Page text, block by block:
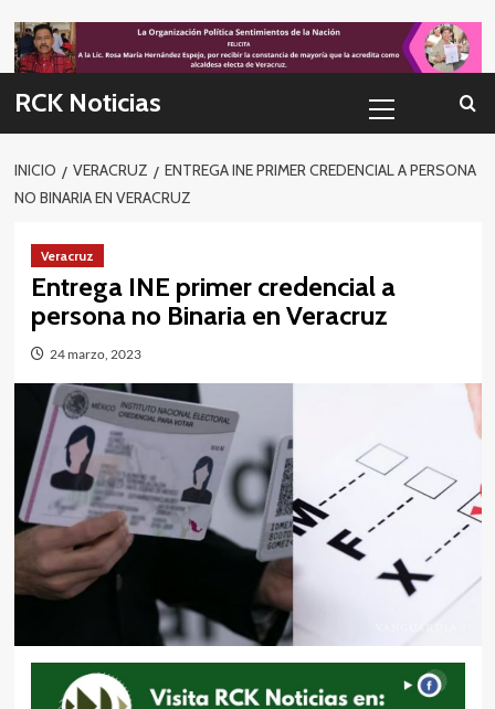
to
content
RCK Noticias
primario
INICIO VERACRUZ
ENTREGA INE PRIMER CREDENCIAL A PERSONA
NO BINARIA EN VERACRUZ
Veracruz
Entrega INE primer credencial a
persona no Binaria en Veracruz
24 marzo, 2023